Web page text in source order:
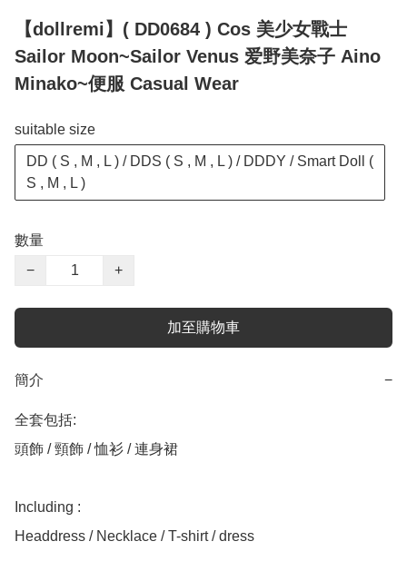
【dollremi】( DD0684 ) Cos 美少女戰士
Sailor Moon~Sailor Venus 爱野美奈子 Aino
Minako~便服 Casual Wear
suitable size
DD ( S , M , L ) / DDS ( S , M , L ) / DDDY / Smart Doll (
S , M , L )
數量
−
+
加至購物車
簡介 −
全套包括:
頭飾 / 頸飾 / 恤衫 / 連身裙
Including :
Headdress / Necklace / T-shirt / dress